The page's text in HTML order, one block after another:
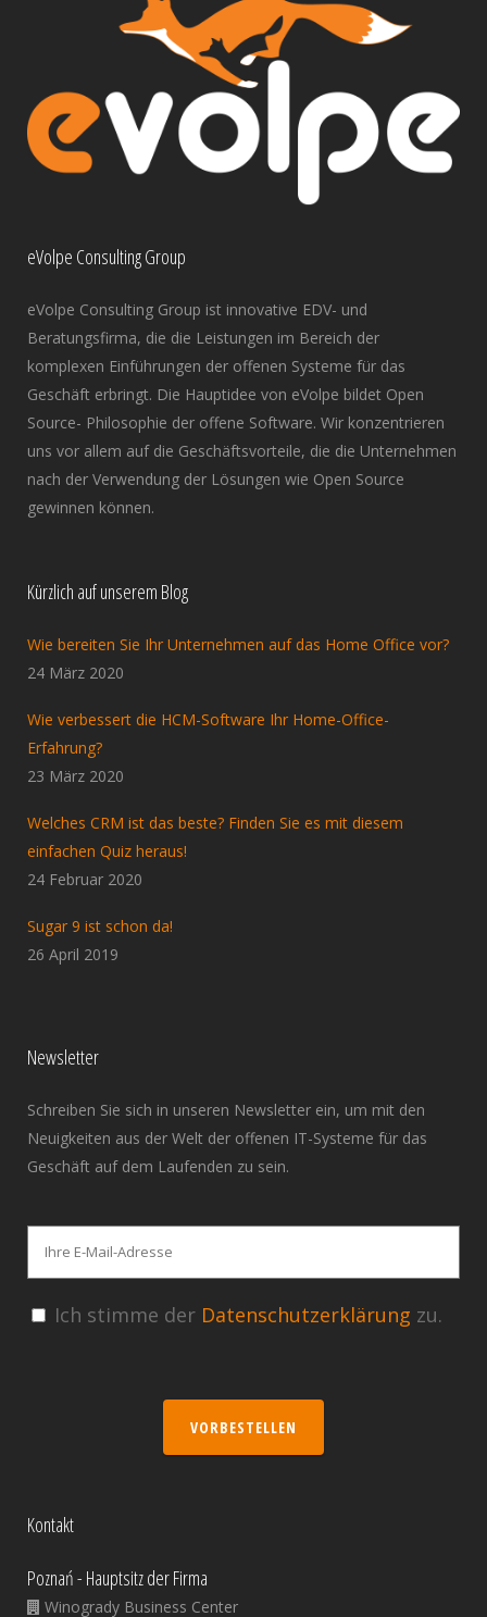
eVolpe Consulting Group
eVolpe Consulting Group ist innovative EDV- und
Beratungsfirma, die die Leistungen im Bereich der
komplexen Einführungen der offenen Systeme für das
Geschäft erbringt. Die Hauptidee von eVolpe bildet Open
Source- Philosophie der offene Software. Wir konzentrieren
uns vor allem auf die Geschäftsvorteile, die die Unternehmen
nach der Verwendung der Lösungen wie Open Source
gewinnen können.
Kürzlich auf unserem Blog
Wie bereiten Sie Ihr Unternehmen auf das Home Office vor?
24 März 2020
Wie verbessert die HCM-Software Ihr Home-Office-
Erfahrung?
23 März 2020
Welches CRM ist das beste? Finden Sie es mit diesem
einfachen Quiz heraus!
24 Februar 2020
Sugar 9 ist schon da!
26 April 2019
Newsletter
Schreiben Sie sich in unseren Newsletter ein, um mit den
Neuigkeiten aus der Welt der offenen IT-Systeme für das
Geschäft auf dem Laufenden zu sein.
Ich stimme der Datenschutzerklärung zu.
VORBESTELLEN
Kontakt
Poznań - Hauptsitz der Firma
Winogrady Business Center